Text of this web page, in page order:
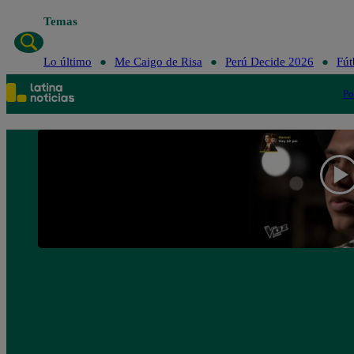
Temas
Lo último Me Caigo de Risa Perú Decide 2026